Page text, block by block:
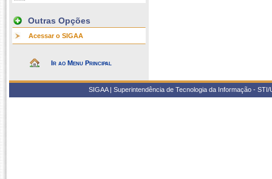
Outras Opções
Acessar o SIGAA
Ir ao Menu Principal
SIGAA | Superintendência de Tecnologia da Informação -